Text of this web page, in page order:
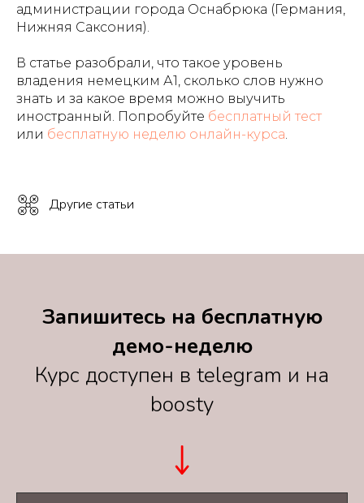
администрации города Оснабрюка (Германия,
Нижняя Саксония).
В статье разобрали, что такое уровень
владения немецким А1, сколько слов нужно
знать и за какое время можно выучить
иностранный. Попробуйте бесплатный тест
или бесплатную неделю онлайн-курса.
Другие статьи
Запишитесь на бесплатную
демо-неделю
Курс доступен в telegram и на
boosty